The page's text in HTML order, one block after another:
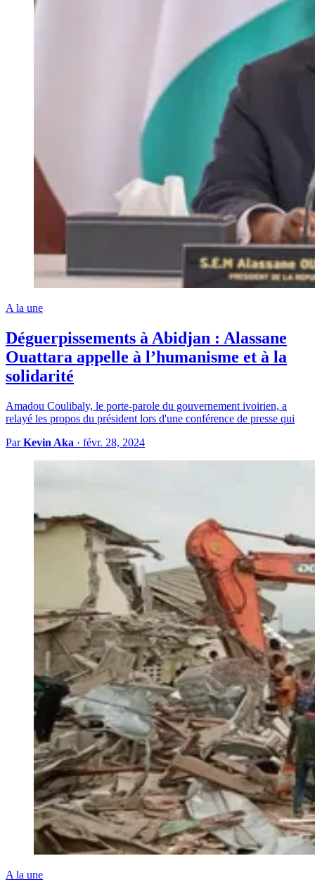
A la une
Déguerpissements à Abidjan : Alassane
Ouattara appelle à l’humanisme et à la
solidarité
Amadou Coulibaly, le porte-parole du gouvernement ivoirien, a
relayé les propos du président lors d'une conférence de presse qui
ParKevin Aka · févr. 28, 2024
A la une